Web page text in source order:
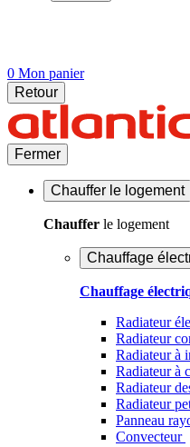
0 Mon panier
Retour
Fermer
Chauffer le logement
Chauffer le logement
Chauffage
Chauffage
Radiateur
Radiateur
Radiateur à
Radiateur à
Radiateur
Radiateur
Panneau
Convecteur